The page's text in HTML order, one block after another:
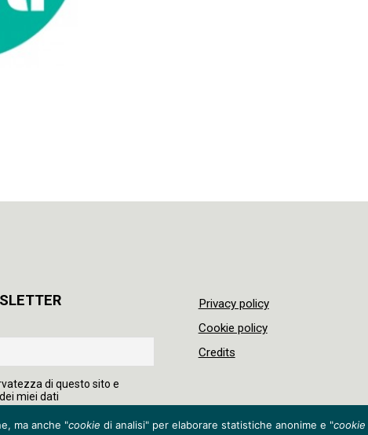
di questo sito e
miei dati
Privacy policy
Cookie policy
Credits
ma anche "cookie di analisi" per elaborare statistiche anonime e "cookie